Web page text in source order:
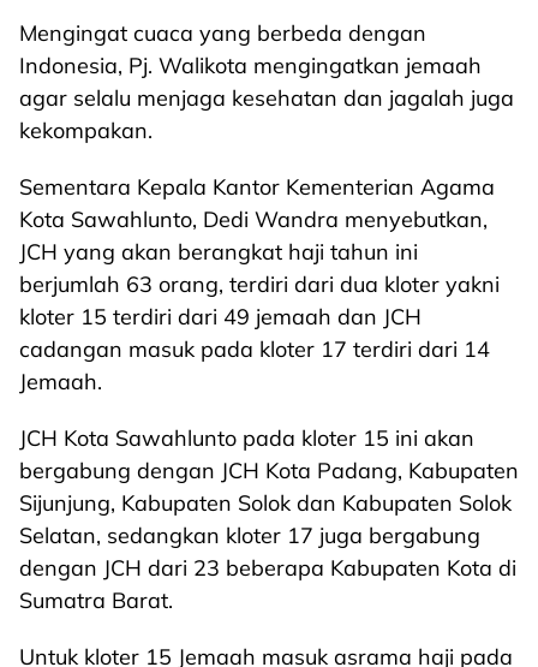
Mengingat cuaca yang berbeda dengan
Indonesia, Pj. Walikota mengingatkan jemaah
agar selalu menjaga kesehatan dan jagalah juga
kekompakan.
Sementara Kepala Kantor Kementerian Agama
Kota Sawahlunto, Dedi Wandra menyebutkan,
JCH yang akan berangkat haji tahun ini
berjumlah 63 orang, terdiri dari dua kloter yakni
kloter 15 terdiri dari 49 jemaah dan JCH
cadangan masuk pada kloter 17 terdiri dari 14
Jemaah.
JCH Kota Sawahlunto pada kloter 15 ini akan
bergabung dengan JCH Kota Padang, Kabupaten
Sijunjung, Kabupaten Solok dan Kabupaten Solok
Selatan, sedangkan kloter 17 juga bergabung
dengan JCH dari 23 beberapa Kabupaten Kota di
Sumatra Barat.
Untuk kloter 15 Jemaah masuk asrama haji pada